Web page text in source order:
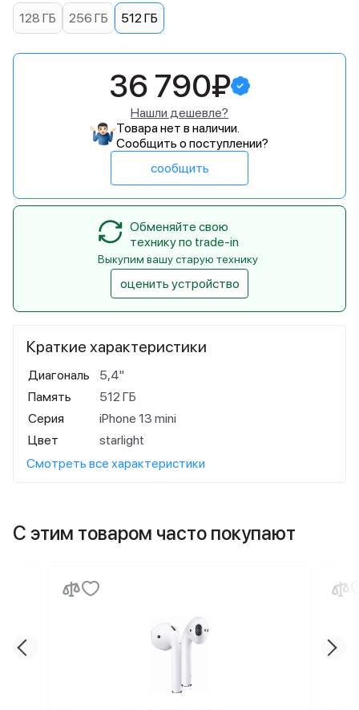
Краткие характеристики
Диагональ
5,4"
Память
512 ГБ
Серия
iPhone 13 mini
Цвет
starlight
Смотреть все характеристики
128 ГБ 256 ГБ 512 ГБ
36 790₽
Нашли дешевле?
Товара нет в наличии.
Сообщить о поступлении?
сообщить
Обменяйте свою
технику по trade-in
Выкупим вашу старую технику
оценить устройство
С этим товаром часто покупают